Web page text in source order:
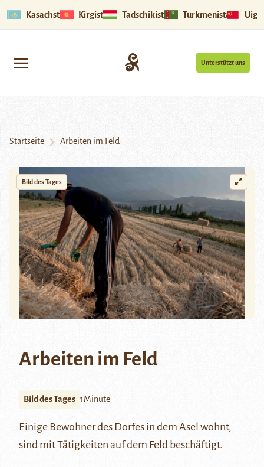
Kasachstan Kirgistan Tadschikistan Turkmenistan
Unterstützt uns
Startseite Arbeiten im Feld
Bild des Tages
Arbeiten im Feld
Bild des Tages 1Minute
Einige Bewohner des Dorfes in dem Asel wohnt,
sind mit Tätigkeiten auf dem Feld beschäftigt.